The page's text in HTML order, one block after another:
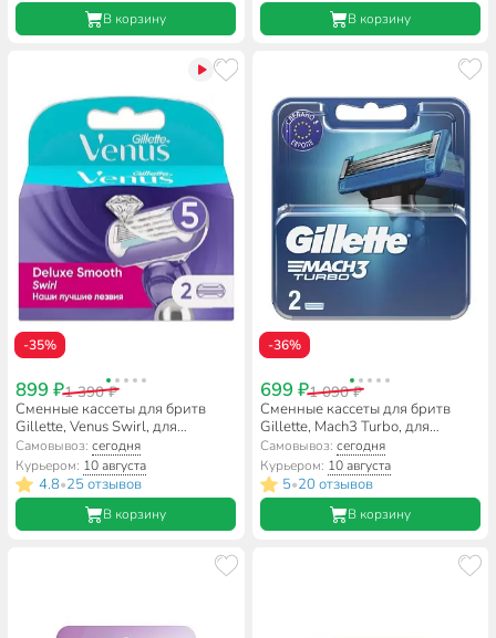
В корзину В корзину
-35%
899 ₽1 390 ₽
Сменные кассеты для бритв
Gillette, Venus Swirl, для
женщин, 2 шт, VNS-81534303
Самовывоз:сегодня
Курьером: 10 августа
4.8•25 отзывов
В корзину
-36%
699 ₽1 090 ₽
Сменные кассеты для бритв
Gillette, Mach3 Turbo, для
мужчин, 2 шт
Самовывоз: сегодня
Курьером: 10 августа
5•20 отзывов
В корзину